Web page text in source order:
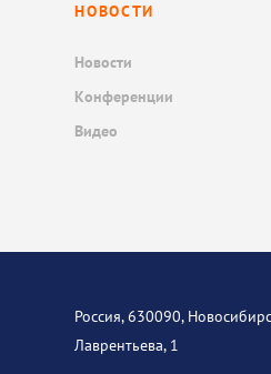
НОВОСТИ
Новости
Конференции
Видео
Россия, 630090,
Лаврентьева, 1